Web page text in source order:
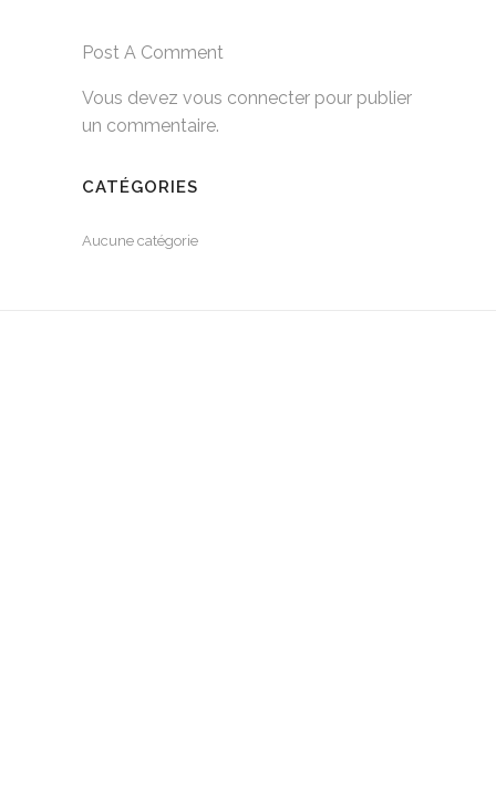
Post A Comment
Vous devez vous connecter pour publier
un commentaire.
CATÉGORIES
Aucune catégorie